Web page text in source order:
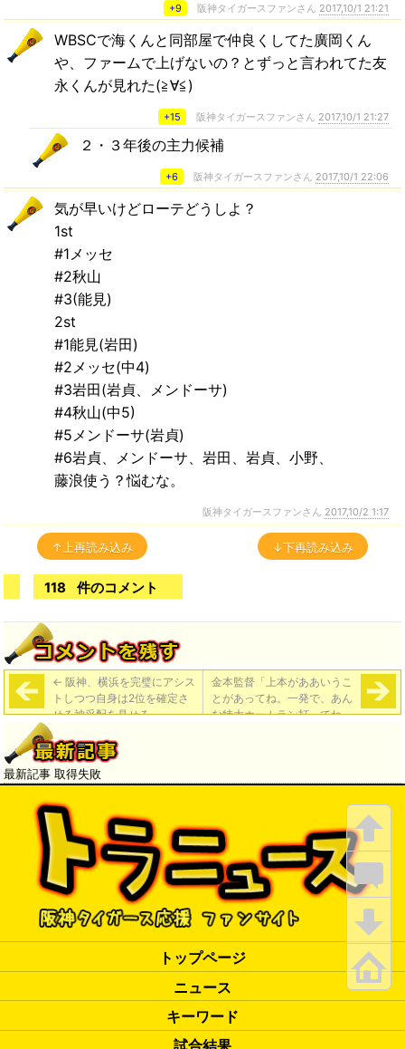
+9 阪神タイガースファンさん 2017,10/1 21:21
WBSCで海くんと同部屋で仲良くしてた廣岡くん
や、ファームで上げないの？とずっと言われてた友
永くんが見れた(≧∀≦)
+15 阪神タイガースファンさん 2017,10/1 21:27
２・３年後の主力候補
+6 阪神タイガースファンさん 2017,10/1 22:06
気が早いけどローテどうしよ？
1st
#1メッセ
#2秋山
#3(能見)
2st
#1能見(岩田)
#2メッセ(中4)
#3岩田(岩貞、メンドーサ)
#4秋山(中5)
#5メンドーサ(岩貞)
#6岩貞、メンドーサ、岩田、岩貞、小野、
藤浪使う？悩むな。
阪神タイガースファンさん 2017,10/2 1:17
↑上再読み込み ↓下再読み込み
118 件のコメント
← 阪神、横浜を完璧にアシス
トしつつ自身は2位を確定さ
せる神采配を見せる
金本監督「上本がああいうこ
とがあってね。一発で、あん
な特大ホームラン打ってね。
最新記事 取得失敗
トップページ
ニュース
キーワード